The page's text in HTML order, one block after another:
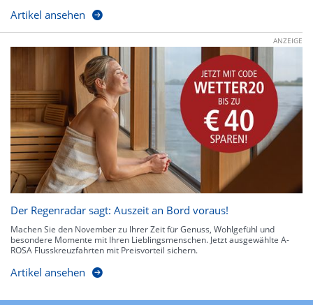
Artikel ansehen
ANZEIGE
Der Regenradar sagt: Auszeit an Bord voraus!
Machen Sie den November zu Ihrer Zeit für Genuss, Wohlgefühl und
besondere Momente mit Ihren Lieblingsmenschen. Jetzt ausgewählte A-
ROSA Flusskreuzfahrten mit Preisvorteil sichern.
Artikel ansehen